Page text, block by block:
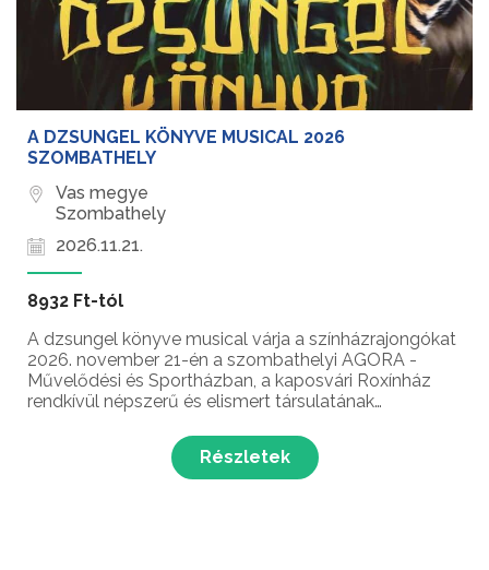
A DZSUNGEL KÖNYVE MUSICAL 2026
SZOMBATHELY
Vas megye
Szombathely
2026.11.21.
8932 Ft-tól
A dzsungel könyve musical várja a színházrajongókat
2026. november 21-én a szombathelyi AGORA -
Művelődési és Sportházban, a kaposvári Roxínház
rendkívül népszerű és elismert társulatának
generációkat meghódító dallamai és Geszti Péter
zseniálisan sziporkázó d...Részletek